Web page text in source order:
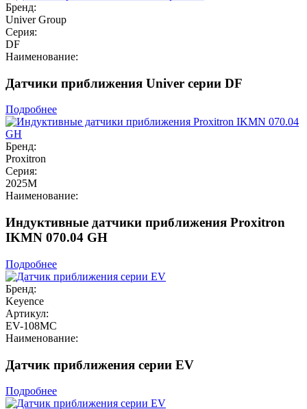
Бренд:
Univer Group
Серия:
DF
Наименование:
Датчики приближения Univer серии DF
Подробнее
Бренд:
Proxitron
Серия:
2025M
Наименование:
Индуктивные датчики приближения Proxitron
IKMN 070.04 GH
Подробнее
Бренд:
Keyence
Артикул:
EV-108MC
Наименование:
Датчик приближения серии EV
Подробнее